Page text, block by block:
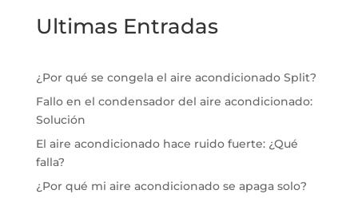
Ultimas Entradas
¿Por qué se congela el aire acondicionado Split?
Fallo en el condensador del aire acondicionado:
Solución
El aire acondicionado hace ruido fuerte: ¿Qué
falla?
¿Por qué mi aire acondicionado se apaga solo?